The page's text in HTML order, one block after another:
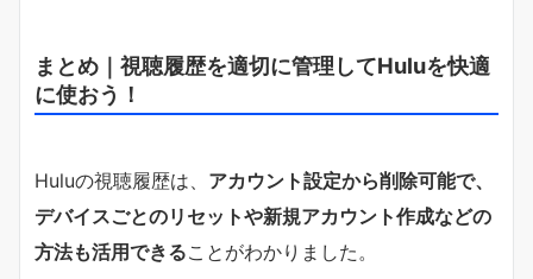
まとめ｜視聴履歴を適切に管理してHuluを快適
に使おう！
Huluの視聴履歴は、 アカウント設定から削除可能で、
デバイスごとのリセットや新規アカウント作成などの
方法も活用できることがわかりました。